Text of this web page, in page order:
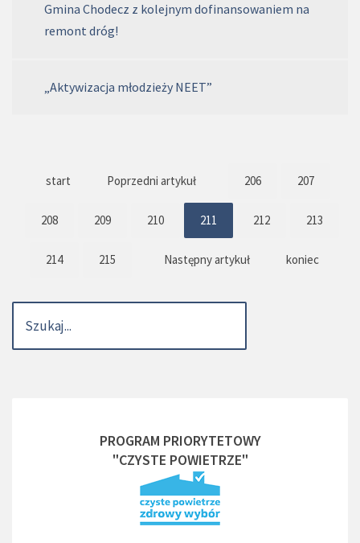
Gmina Chodecz z kolejnym dofinansowaniem na
remont dróg!
„Aktywizacja młodzieży NEET”
start Poprzedni artykuł 206 207
208 209 210 211 212 213
214 215 Następny artykuł koniec
PROGRAM PRIORYTETOWY
"CZYSTE POWIETRZE"